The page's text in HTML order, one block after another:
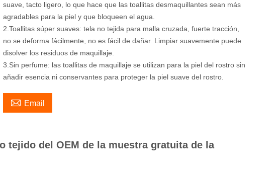
suave, tacto ligero, lo que hace que las toallitas desmaquillantes sean más
agradables para la piel y que bloqueen el agua.
2.Toallitas súper suaves: tela no tejida para malla cruzada, fuerte tracción,
no se deforma fácilmente, no es fácil de dañar. Limpiar suavemente puede
disolver los residuos de maquillaje.
3.Sin perfume: las toallitas de maquillaje se utilizan para la piel del rostro sin
añadir esencia ni conservantes para proteger la piel suave del rostro.
 Email
tejido del OEM de la muestra gratuita de la